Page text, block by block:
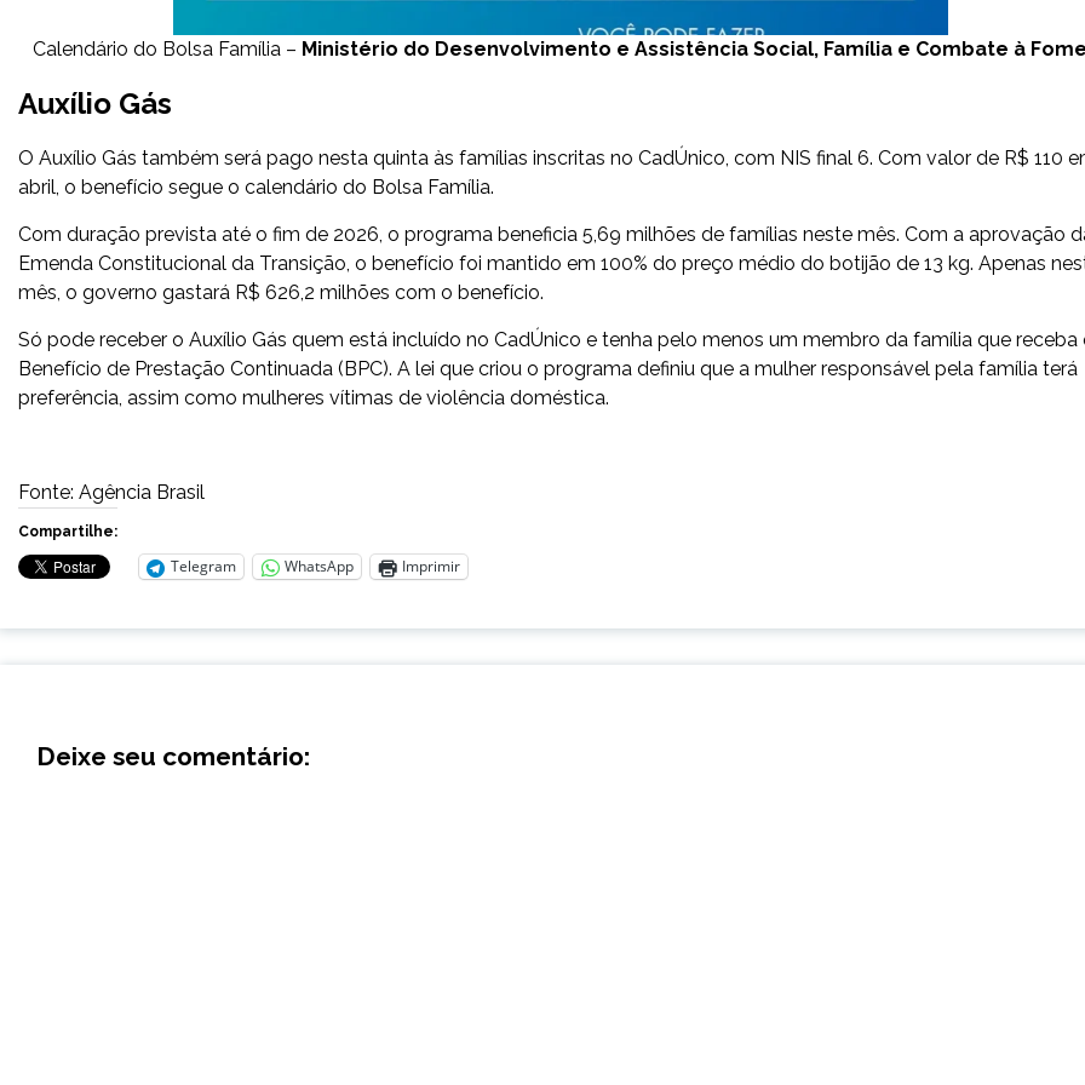
Calendário do Bolsa Família – Ministério do Desenvolvimento e Assistência Social, Família e Combate à Fome
Auxílio Gás
O Auxílio Gás também será pago nesta quinta às famílias inscritas no CadÚnico, com NIS final 6. Com valor de R$ 110
abril, o benefício segue o calendário do Bolsa Família.
Com duração prevista até o fim de 2026, o programa beneficia 5,69 milhões de famílias neste mês. Com a aprovação
Emenda Constitucional da Transição, o benefício foi mantido em 100% do preço médio do botijão de 13 kg. Apenas
mês, o governo gastará R$ 626,2 milhões com o benefício.
Só pode receber o Auxílio Gás quem está incluído no CadÚnico e tenha pelo menos um membro da família que receba
Benefício de Prestação Continuada (BPC). A lei que criou o programa definiu que a mulher responsável pela família terá
preferência, assim como mulheres vítimas de violência doméstica.
Fonte: Agência Brasil
Compartilhe:
Telegram WhatsApp Imprimir
Deixe seu comentário: